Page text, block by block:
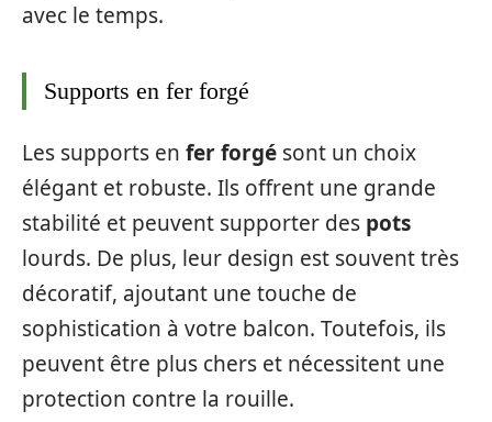
avec le temps.
Supports en fer forgé
Les supports en fer forgé sont un choix
élégant et robuste. Ils offrent une grande
stabilité et peuvent supporter des pots
lourds. De plus, leur design est souvent très
décoratif, ajoutant une touche de
sophistication à votre balcon. Toutefois, ils
peuvent être plus chers et nécessitent une
protection contre la rouille.